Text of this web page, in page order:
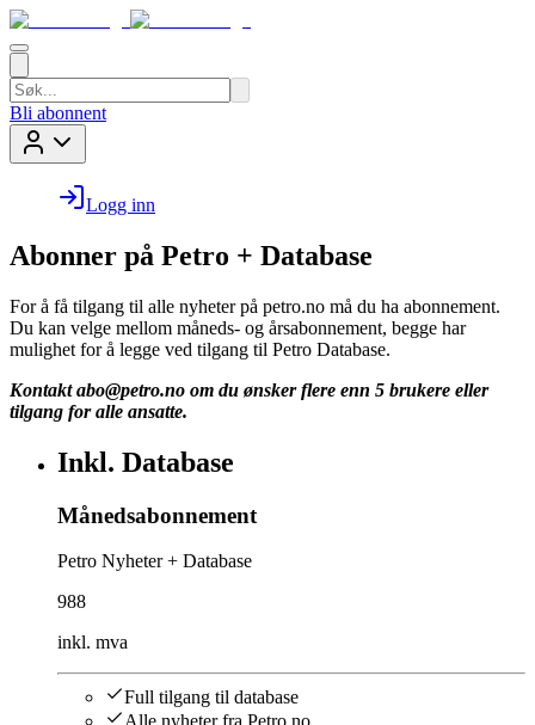
Bli abonnent
Logg inn
Abonner på Petro + Database
For å få tilgang til alle nyheter på petro.no må du ha abonnement.
Du kan velge mellom måneds- og årsabonnement, begge har
mulighet for å legge ved tilgang til Petro Database.
Kontakt abo@petro.no om du ønsker flere enn 5 brukere eller
tilgang for alle ansatte.
Inkl. Database
Månedsabonnement
Petro Nyheter + Database
988
inkl. mva
Full tilgang til database